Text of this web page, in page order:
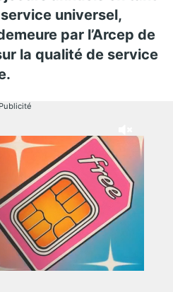
universel,
par l’Arcep de
la qualité de service
Publicité